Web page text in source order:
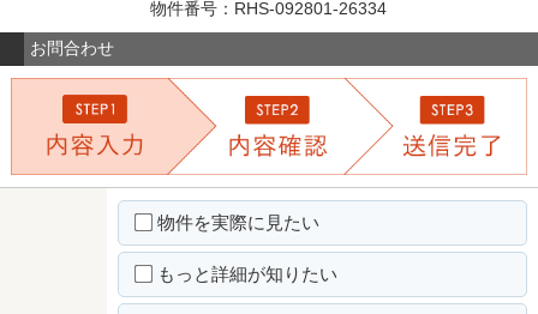
物件番号：RHS-092801-26334
お問合わせ
物件を実際に見たい
もっと詳細が知りたい